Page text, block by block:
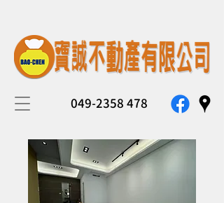
049-2358 478